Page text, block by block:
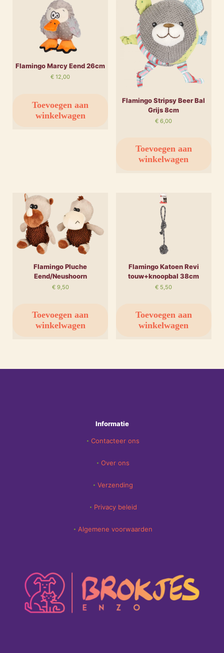
Flamingo Marcy Eend 26cm
€ 12,00
Toevoegen aan
winkelwagen
Flamingo Stripsy Beer Bal
Grijs 8cm
€ 6,00
Toevoegen aan
winkelwagen
Flamingo Pluche
Eend/Neushoorn
€9,50
Toevoegen aan
winkelwagen
Flamingo Katoen Revi
touw+knoopbal 38cm
€ 5,50
Toevoegen aan
winkelwagen
Informatie
Contacteer ons
Over ons
Verzending
Privacy beleid
Algemene voorwaarden